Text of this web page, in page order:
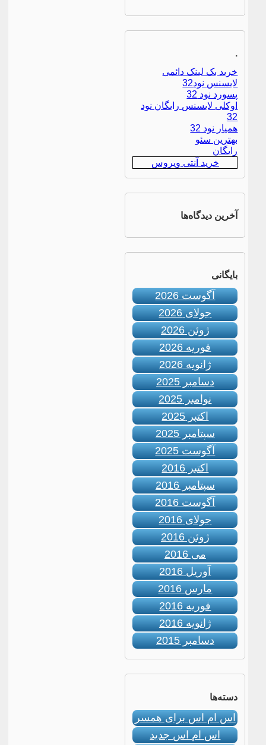
.
خرید بک لینک دائمی
لایسنس نود32
پسورد نود 32
اوکلی لایسنس رایگان نود
32
همیار نود 32
بهترین سئو
رایگان
خرید آنتی ویروس
آخرین دیدگاه‌ها
بایگانی
آگوست 2026
جولای 2026
ژوئن 2026
فوریه 2026
ژانویه 2026
دسامبر 2025
نوامبر 2025
اکتبر 2025
سپتامبر 2025
آگوست 2025
اکتبر 2016
سپتامبر 2016
آگوست 2016
جولای 2016
ژوئن 2016
می 2016
آوریل 2016
مارس 2016
فوریه 2016
ژانویه 2016
دسامبر 2015
دسته‌ها
اس ام اس برای همسر
اس ام اس جدید